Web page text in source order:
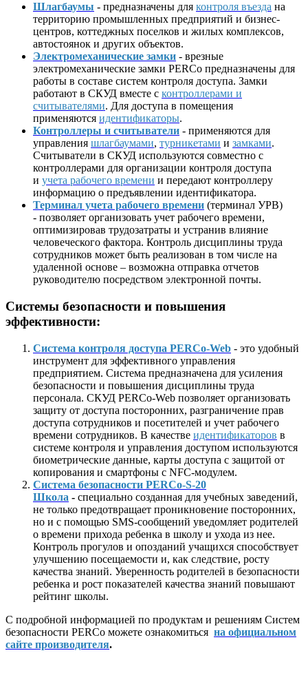
Шлагбаумы - предназначены для контроля въезда на
территорию промышленных предприятий и бизнес-
центров, коттеджных поселков и жилых комплексов,
автостоянок и других объектов.
Электромеханические замки - врезные
электромеханические замки PERCo предназначены для
работы в составе систем контроля доступа. Замки
работают в СКУД вместе с контроллерами и
считывателями. Для доступа в помещения
применяются идентификаторы.
Контроллеры и считыватели - применяются для
управления шлагбаумами, турникетами и замками.
Считыватели в СКУД используются совместно с
контроллерами для организации контроля доступа
и учета рабочего времени и передают контроллеру
информацию о предъявлении идентификатора.
Терминал учета рабочего времени (терминал УРВ)
- позволяет организовать учет рабочего времени,
оптимизировав трудозатраты и устранив влияние
человеческого фактора. Контроль дисциплины труда
сотрудников может быть реализован в том числе на
удаленной основе – возможна отправка отчетов
руководителю посредством электронной почты.
Системы безопасности и повышения
эффективности:
Система контроля доступа PERCo-Web - это удобный
инструмент для эффективного управления
предприятием. Система предназначена для усиления
безопасности и повышения дисциплины труда
персонала. СКУД PERCo-Web позволяет организовать
защиту от доступа посторонних, разграничение прав
доступа сотрудников и посетителей и учет рабочего
времени сотрудников. В качестве идентификаторов в
системе контроля и управления доступом используются
биометрические данные, карты доступа с защитой от
копирования и смартфоны с NFC-модулем.
Система безопасности PERCo-S-20
Школа - специально созданная для учебных заведений,
не только предотвращает проникновение посторонних,
но и с помощью SMS-сообщений уведомляет родителей
о времени прихода ребенка в школу и ухода из нее.
Контроль прогулов и опозданий учащихся способствует
улучшению посещаемости и, как следствие, росту
качества знаний. Уверенность родителей в безопасности
ребенка и рост показателей качества знаний повышают
рейтинг школы.
С подробной информацией по продуктам и решениям Систем
безопасности PERCo можете ознакомиться на официальном
сайте производителя.